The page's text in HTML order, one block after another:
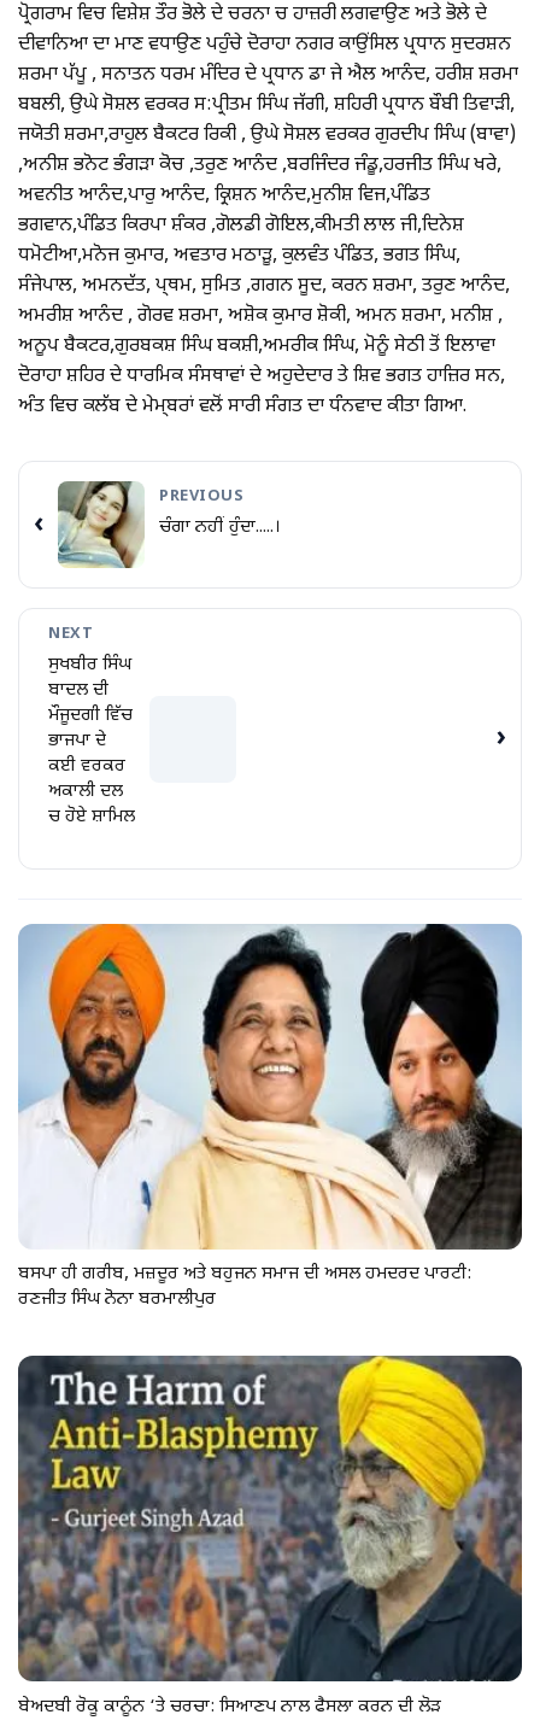
ਪ੍ਰੋਗਰਾਮ ਵਿਚ ਵਿਸ਼ੇਸ਼ ਤੌਰ ਭੋਲੇ ਦੇ ਚਰਨਾ ਚ ਹਾਜ਼ਰੀ ਲਗਵਾਉਣ ਅਤੇ ਭੋਲੇ ਦੇ
ਦੀਵਾਨਿਆ ਦਾ ਮਾਣ ਵਧਾਉਣ ਪਹੁੰਚੇ ਦੋਰਾਹਾ ਨਗਰ ਕਾਉਂਸਿਲ ਪ੍ਰਧਾਨ ਸੁਦਰਸ਼ਨ
ਸ਼ਰਮਾ ਪੱਪੂ , ਸਨਾਤਨ ਧਰਮ ਮੰਦਿਰ ਦੇ ਪ੍ਰਧਾਨ ਡਾ ਜੇ ਐਲ ਆਨੰਦ, ਹਰੀਸ਼ ਸ਼ਰਮਾ
ਬਬਲੀ, ਉਘੇ ਸੋਸ਼ਲ ਵਰਕਰ ਸ:ਪ੍ਰੀਤਮ ਸਿੰਘ ਜੱਗੀ, ਸ਼ਹਿਰੀ ਪ੍ਰਧਾਨ ਬੌਬੀ ਤਿਵਾੜੀ,
ਜਯੋਤੀ ਸ਼ਰਮਾ,ਰਾਹੁਲ ਬੈਕਟਰ ਰਿਕੀ , ਉਘੇ ਸੋਸ਼ਲ ਵਰਕਰ ਗੁਰਦੀਪ ਸਿੰਘ (ਬਾਵਾ)
,ਅਨੀਸ਼ ਭਨੋਟ ਭੰਗੜਾ ਕੋਚ ,ਤਰੁਣ ਆਨੰਦ ,ਬਰਜਿੰਦਰ ਜੰਡੂ,ਹਰਜੀਤ ਸਿੰਘ ਖਰੇ,
ਅਵਨੀਤ ਆਨੰਦ,ਪਾਰੁ ਆਨੰਦ, ਕ੍ਰਿਸ਼ਨ ਆਨੰਦ,ਮੁਨੀਸ਼ ਵਿਜ,ਪੰਡਿਤ
ਭਗਵਾਨ,ਪੰਡਿਤ ਕਿਰਪਾ ਸ਼ੰਕਰ ,ਗੋਲਡੀ ਗੋਇਲ,ਕੀਮਤੀ ਲਾਲ ਜੀ,ਦਿਨੇਸ਼
ਧਮੋਟੀਆ,ਮਨੋਜ ਕੁਮਾਰ, ਅਵਤਾਰ ਮਠਾੜੂ, ਕੁਲਵੰਤ ਪੰਡਿਤ, ਭਗਤ ਸਿੰਘ,
ਸੰਜੇਪਾਲ, ਅਮਨਦੱਤ, ਪ੍ਥਮ, ਸੁਮਿਤ ,ਗਗਨ ਸੂਦ, ਕਰਨ ਸ਼ਰਮਾ, ਤਰੁਣ ਆਨੰਦ,
ਅਮਰੀਸ਼ ਆਨੰਦ , ਗੋਰਵ ਸ਼ਰਮਾ, ਅਸ਼ੋਕ ਕੁਮਾਰ ਸ਼ੋਕੀ, ਅਮਨ ਸ਼ਰਮਾ, ਮਨੀਸ਼ ,
ਅਨੂਪ ਬੈਕਟਰ,ਗੁਰਬਕਸ਼ ਸਿੰਘ ਬਕਸ਼ੀ,ਅਮਰੀਕ ਸਿੰਘ, ਮੋਨੂੰ ਸੇਠੀ ਤੋਂ ਇਲਾਵਾ
ਦੋਰਾਹਾ ਸ਼ਹਿਰ ਦੇ ਧਾਰਮਿਕ ਸੰਸਥਾਵਾਂ ਦੇ ਅਹੁਦੇਦਾਰ ਤੇ ਸ਼ਿਵ ਭਗਤ ਹਾਜ਼ਿਰ ਸਨ,
ਅੰਤ ਵਿਚ ਕਲੱਬ ਦੇ ਮੇਮ੍ਬਰਾਂ ਵਲੋਂ ਸਾਰੀ ਸੰਗਤ ਦਾ ਧੰਨਵਾਦ ਕੀਤਾ ਗਿਆ.
‹
PREVIOUS
ਚੰਗਾ ਨਹੀਂ ਹੁੰਦਾ.....।
NEXT
ਸੁਖਬੀਰ ਸਿੰਘ
ਬਾਦਲ ਦੀ
ਮੌਜੂਦਗੀ ਵਿੱਚ
ਭਾਜਪਾ ਦੇ
ਕਈ ਵਰਕਰ
ਅਕਾਲੀ ਦਲ
ਚ ਹੋਏ ਸ਼ਾਮਿਲ
›
ਬਸਪਾ ਹੀ ਗਰੀਬ, ਮਜ਼ਦੂਰ ਅਤੇ ਬਹੁਜਨ ਸਮਾਜ ਦੀ ਅਸਲ ਹਮਦਰਦ ਪਾਰਟੀ:
ਰਣਜੀਤ ਸਿੰਘ ਨੋਨਾ ਬਰਮਾਲੀਪੁਰ
ਬੇਅਦਬੀ ਰੋਕੂ ਕਾਨੂੰਨ ‘ਤੇ ਚਰਚਾ: ਸਿਆਣਪ ਨਾਲ ਫੈਸਲਾ ਕਰਨ ਦੀ ਲੋੜ